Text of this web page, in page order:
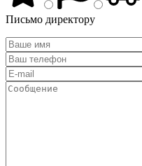
Письмо директору